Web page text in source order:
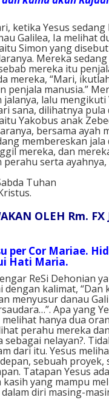
ketika Yesus
Galilea, Ia melihat
Simon yang
Mereka
mereka itu
mereka, “Mari,
penjala manusia.”
lalu mengikuti
sana, dilihatnya
Yakobus anak
bersama ayah
membereskan jala
mereka, dan
perahu serta
Tuhan
OLEH Rm.
per Cor Mariae.
Hati Maria.
ReSi Dehonian
dengan kalimat, “Dan
menyusur danau
Apa yang
melihat hanya dua
perahu mereka
nelayan?.
dari itu. Yesus
sebuah proyek,
Tatapan Yesus
yang mampu
diri masing-